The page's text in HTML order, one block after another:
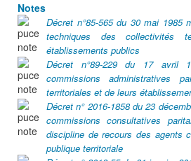
Notes
Décret n°85-565 du 30 mai 1985
techniques des collectivités
établissements publics
Décret n°89-229 du 17 avril
commissions administratives
territoriales et de leurs
Décret n° 2016-1858 du 23
commissions consultatives
discipline de recours des agents
publique territoriale